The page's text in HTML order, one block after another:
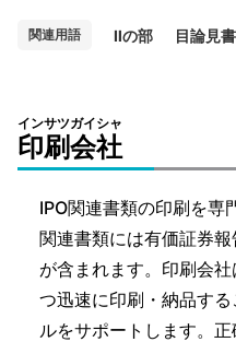
関連用語 Ⅱの部 目論見書
印刷会社
インサツガイシャ
IPO関連書類の印刷を専
関連書類には有価証券
が含まれます。印刷会
つ迅速に印刷・納品す
ルをサポートします。正